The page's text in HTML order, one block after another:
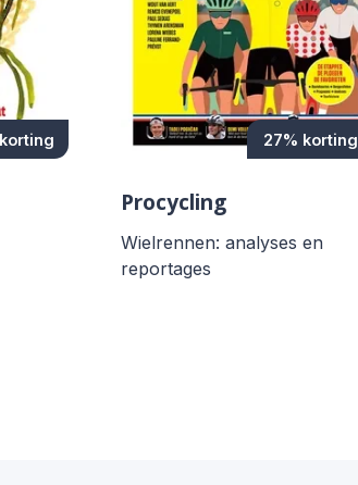
27% korting
Procycling
Wielrennen: analyses en
reportages